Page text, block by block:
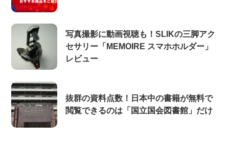
写真撮影に動画視聴も！SLIKの三脚アク
セサリー「MEMOIRE スマホホルダー」
レビュー
抜群の資料点数！日本中の書籍が無料で
閲覧できるのは「国立国会図書館」だけ